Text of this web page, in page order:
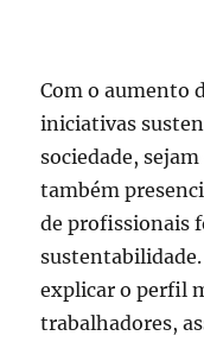
Com o aumento
iniciativas
sociedade,
também
de profissionais
explicar o perfil
trabalhadores,